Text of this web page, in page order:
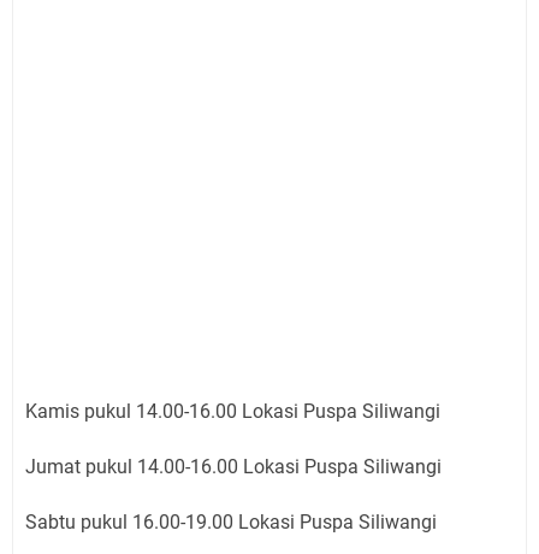
Kamis pukul 14.00-16.00 Lokasi Puspa Siliwangi
Jumat pukul 14.00-16.00 Lokasi Puspa Siliwangi
Sabtu pukul 16.00-19.00 Lokasi Puspa Siliwangi